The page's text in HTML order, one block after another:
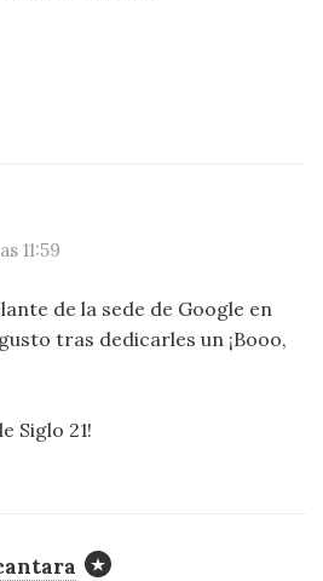
11:59
de la sede de Google en
tras dedicarles un ¡Booo,
Siglo 21!